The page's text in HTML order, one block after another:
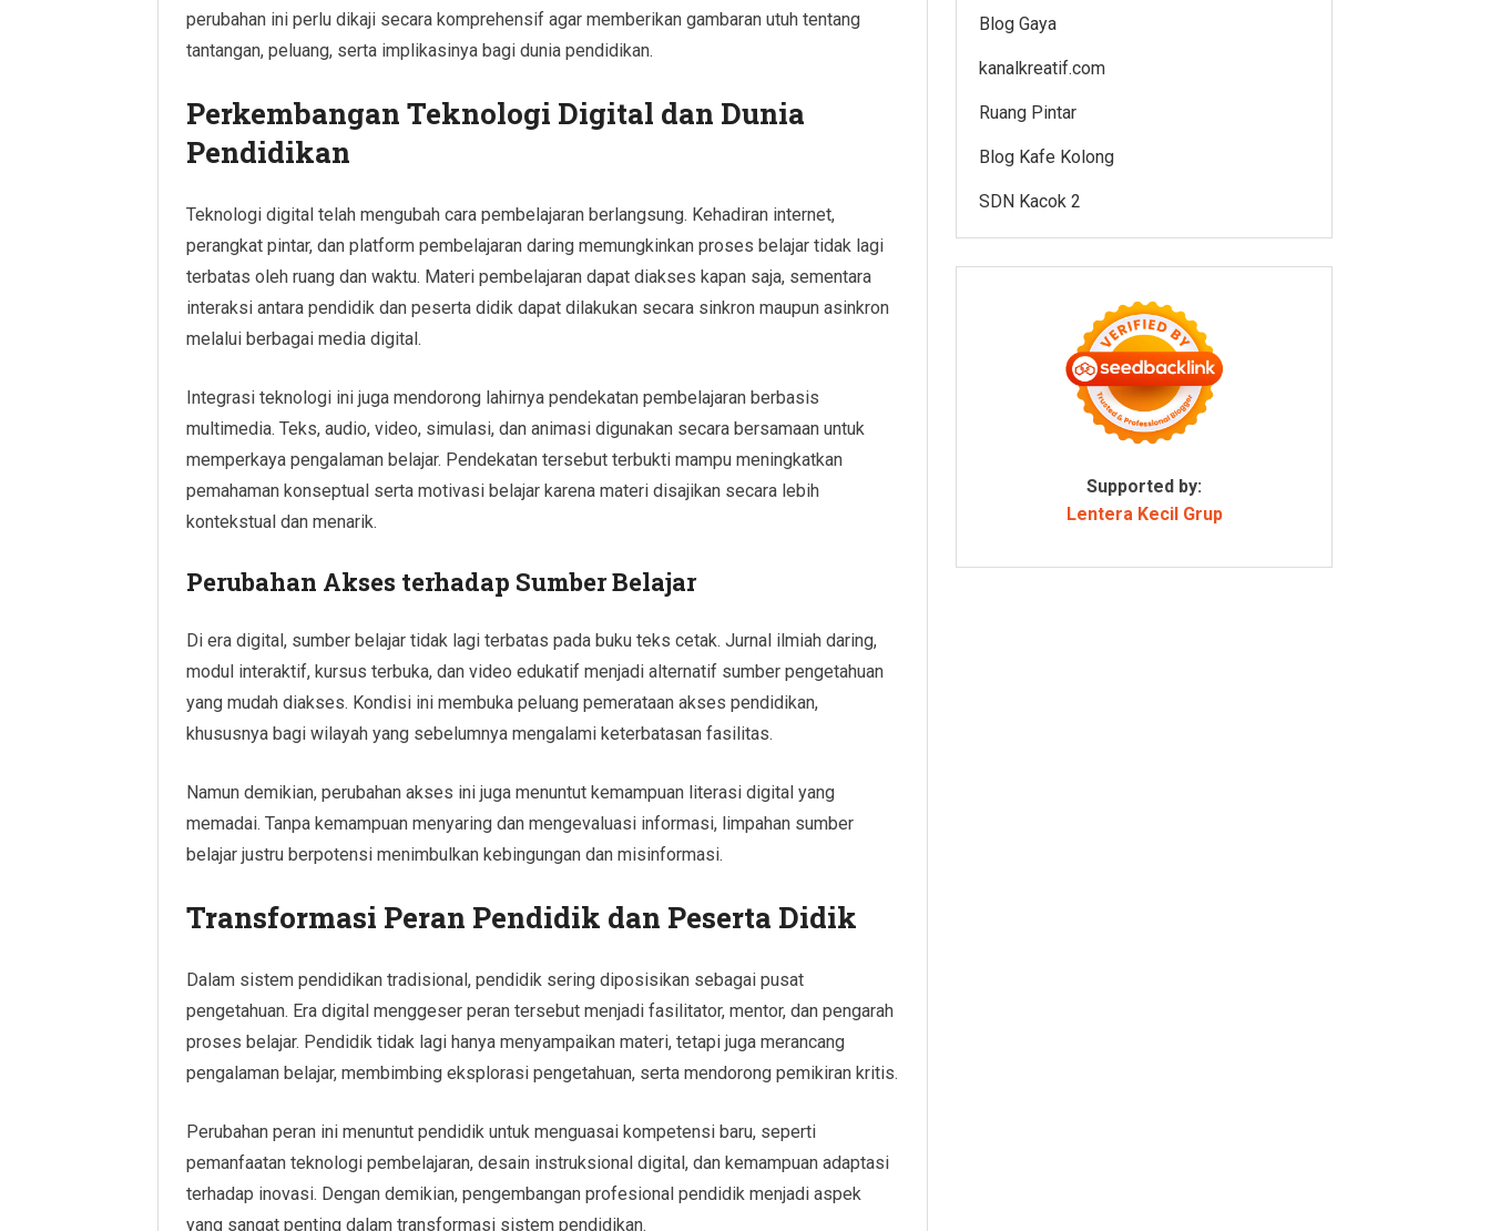
perubahan ini perlu dikaji secara komprehensif agar memberikan gambaran utuh tentang
tantangan, peluang, serta implikasinya bagi dunia pendidikan.
Perkembangan Teknologi Digital dan Dunia
Pendidikan
Teknologi digital telah mengubah cara pembelajaran berlangsung. Kehadiran internet,
perangkat pintar, dan platform pembelajaran daring memungkinkan proses belajar tidak lagi
terbatas oleh ruang dan waktu. Materi pembelajaran dapat diakses kapan saja, sementara
interaksi antara pendidik dan peserta didik dapat dilakukan secara sinkron maupun asinkron
melalui berbagai media digital.
Integrasi teknologi ini juga mendorong lahirnya pendekatan pembelajaran berbasis
multimedia. Teks, audio, video, simulasi, dan animasi digunakan secara bersamaan untuk
memperkaya pengalaman belajar. Pendekatan tersebut terbukti mampu meningkatkan
pemahaman konseptual serta motivasi belajar karena materi disajikan secara lebih
kontekstual dan menarik.
Perubahan Akses terhadap Sumber Belajar
Di era digital, sumber belajar tidak lagi terbatas pada buku teks cetak. Jurnal ilmiah daring,
modul interaktif, kursus terbuka, dan video edukatif menjadi alternatif sumber pengetahuan
yang mudah diakses. Kondisi ini membuka peluang pemerataan akses pendidikan,
khususnya bagi wilayah yang sebelumnya mengalami keterbatasan fasilitas.
Namun demikian, perubahan akses ini juga menuntut kemampuan literasi digital yang
memadai. Tanpa kemampuan menyaring dan mengevaluasi informasi, limpahan sumber
belajar justru berpotensi menimbulkan kebingungan dan misinformasi.
Transformasi Peran Pendidik dan Peserta Didik
Dalam sistem pendidikan tradisional, pendidik sering diposisikan sebagai pusat
pengetahuan. Era digital menggeser peran tersebut menjadi fasilitator, mentor, dan pengarah
proses belajar. Pendidik tidak lagi hanya menyampaikan materi, tetapi juga merancang
pengalaman belajar, membimbing eksplorasi pengetahuan, serta mendorong pemikiran kritis.
Perubahan peran ini menuntut pendidik untuk menguasai kompetensi baru, seperti
pemanfaatan teknologi pembelajaran, desain instruksional digital, dan kemampuan adaptasi
terhadap inovasi. Dengan demikian, pengembangan profesional pendidik menjadi aspek
yang sangat penting dalam transformasi sistem pendidikan.
Blog Gaya
kanalkreatif.com
Ruang Pintar
Blog Kafe Kolong
SDN Kacok 2
Supported by:
Lentera Kecil Grup